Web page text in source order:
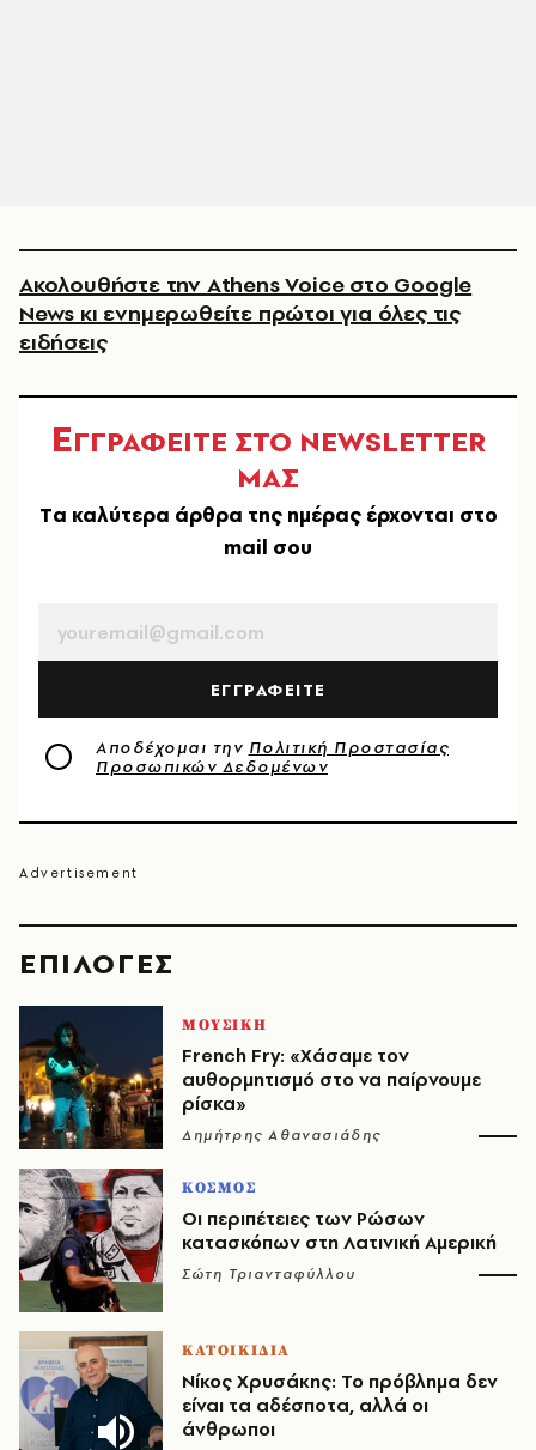
EΠΙΛΟΓΈΣ
ΜΟΥΣΙΚΗ
French Fry: «Χάσαμε τον
αυθορμητισμό στο να παίρνουμε
ρίσκα»
Δημήτρης Αθανασιάδης
ΚΟΣΜΟΣ
Οι περιπέτειες των Ρώσων
κατασκόπων στη Λατινική Αμερική
Σώτη Τριανταφύλλου
ΚΑΤΟΙΚΙΔΙΑ
Νίκος Χρυσάκης: Το πρόβλημα δεν
είναι τα αδέσποτα, αλλά οι
άνθρωποι
Ακολουθήστε την Athens Voice στο Google
News κι ενημερωθείτε πρώτοι για όλες τις
ειδήσεις
ΕΓΓΡΑΦΕΙΤΕ ΣΤΟ NEWSLETTER
ΜΑΣ
Tα καλύτερα άρθρα της ημέρας έρχονται στο
mail σου
ΕΓΓΡΑΦΕΙΤΕ
Αποδέχομαι την Πολιτική Προστασίας
Προσωπικών Δεδομένων